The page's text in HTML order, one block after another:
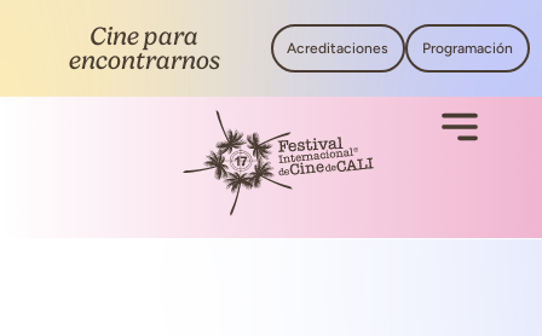
Cine para
encontrarnos
Acreditaciones Programación